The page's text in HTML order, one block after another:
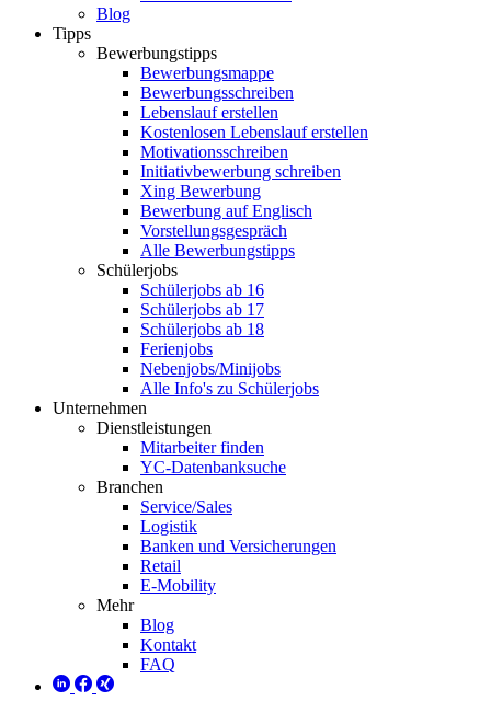
Blog
Tipps
Bewerbungstipps
Bewerbungsmappe
Bewerbungsschreiben
Lebenslauf erstellen
Kostenlosen Lebenslauf erstellen
Motivationsschreiben
Initiativbewerbung schreiben
Xing Bewerbung
Bewerbung auf Englisch
Vorstellungsgespräch
Alle Bewerbungstipps
Schülerjobs
Schülerjobs ab 16
Schülerjobs ab 17
Schülerjobs ab 18
Ferienjobs
Nebenjobs/Minijobs
Alle Info's zu Schülerjobs
Unternehmen
Dienstleistungen
Mitarbeiter finden
YC-Datenbanksuche
Branchen
Service/Sales
Logistik
Banken und Versicherungen
Retail
E-Mobility
Mehr
Blog
Kontakt
FAQ